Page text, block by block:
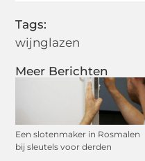
Meer Berichten
Een slotenmaker in Rosmalen
bij sleutels voor derden
Tags:
wijnglazen